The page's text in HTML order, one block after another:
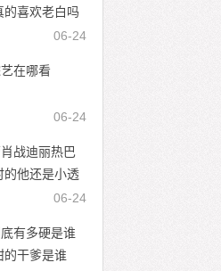
的喜欢老白吗
06-24
在哪看
06-24
战迪丽热巴
的他还是小透
06-24
有多硬是谁
的干爹是谁